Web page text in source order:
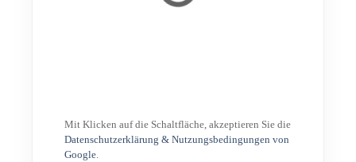
Mit Klicken auf die Schaltfläche, akzeptieren Sie die
Datenschutzerklärung & Nutzungsbedingungen von
Google.